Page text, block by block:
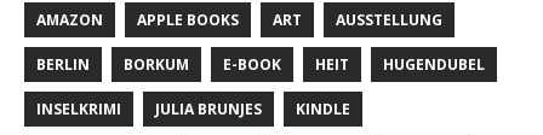
AMAZON APPLE BOOKS ART AUSSTELLUNG
BERLIN BORKUM E-BOOK HEIT HUGENDUBEL
INSELKRIMI JULIA BRUNJES KINDLE